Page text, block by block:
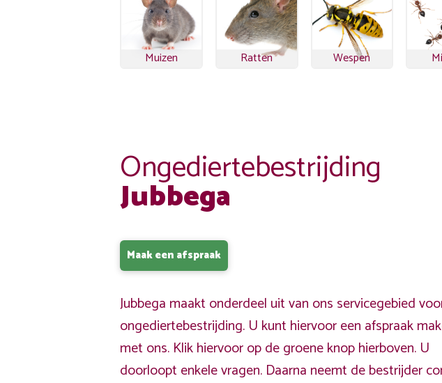
Muizen Ratten Wespen
Ongediertebestrijding
Jubbega
Maak een afspraak
Jubbega maakt onderdeel uit van ons servicegebied
ongediertebestrijding. U kunt hiervoor een afspraak
met ons. Klik hiervoor op de groene knop hierboven. U
doorloopt enkele vragen. Daarna neemt de bestrijder